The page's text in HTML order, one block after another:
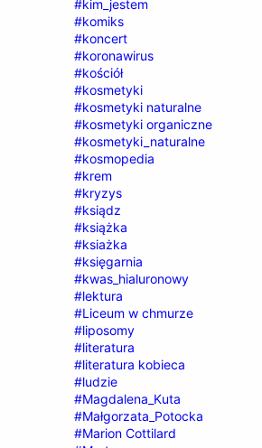
#kim_jestem
#komiks
#koncert
#koronawirus
#kościół
#kosmetyki
#kosmetyki naturalne
#kosmetyki organiczne
#kosmetyki_naturalne
#kosmopedia
#krem
#kryzys
#ksiądz
#książka
#ksiażka
#księgarnia
#kwas_hialuronowy
#lektura
#Liceum w chmurze
#liposomy
#literatura
#literatura kobieca
#ludzie
#Magdalena_Kuta
#Małgorzata_Potocka
#Marion Cottilard